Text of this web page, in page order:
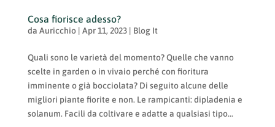
Cosa fiorisce adesso?
da Auricchio| Apr 11, 2023| Blog It
Quali sono le varietà del momento? Quelle che vanno
scelte in garden o in vivaio perché con fioritura
imminente o già bocciolata? Di seguito alcune delle
migliori piante fiorite e non. Le rampicanti: dipladenia e
solanum. Facili da coltivare e adatte a qualsiasi tipo...